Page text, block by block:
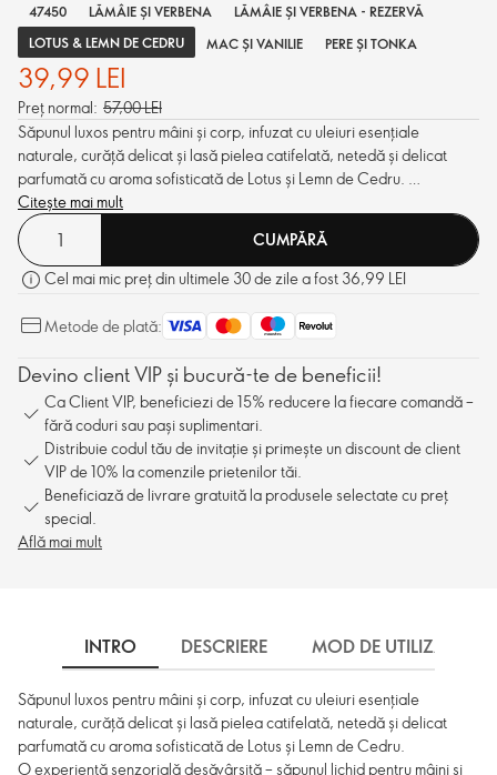
47450
LĂMÂIE ȘI VERBENA
LĂMÂIE ȘI VERBENA - REZERVĂ
LOTUS & LEMN DE CEDRU
MAC ȘI VANILIE PERE ȘI TONKA
39,99 LEI
Preț normal: 57,00 LEI
Săpunul luxos pentru mâini și corp, infuzat cu uleiuri esențiale
naturale, curăță delicat și lasă pielea catifelată, netedă și delicat
parfumată cu aroma sofisticată de Lotus și Lemn de Cedru.
O experiență senzorială desăvârșită – săpunul lichid pentru mâini și
corp te invită să te oprești o clipă, să te bucuri de texturi rafinate și de
arome care îți răsfață simțurile.
Citește mai mult
CUMPĂRĂ
Cel mai mic preț din ultimele 30 de zile a fost 36,99 LEI
Metode de plată:
Devino client VIP și bucură-te de beneficii!
Ca Client VIP, beneficiezi de 15% reducere la fiecare comandă –
fără coduri sau pași suplimentari.
Distribuie codul tău de invitație și primește un discount de client
VIP de 10% la comenzile prietenilor tăi.
Beneficiază de livrare gratuită la produsele selectate cu preț
special.
Află mai mult
INTRO DESCRIERE MOD DE UTILIZARE
Săpunul luxos pentru mâini și corp, infuzat cu uleiuri esențiale
naturale, curăță delicat și lasă pielea catifelată, netedă și delicat
parfumată cu aroma sofisticată de Lotus și Lemn de Cedru.
O experiență senzorială desăvârșită – săpunul lichid pentru mâini și